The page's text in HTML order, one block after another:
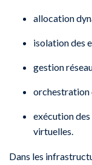
allocation
isolation des
gestion
orchestration
exécution
virtuelles.
Dans les